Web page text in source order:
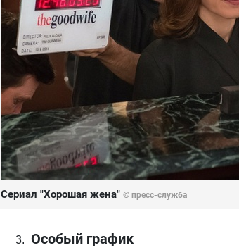
Сериал "Хорошая жена" © пресс-служба
Особый график